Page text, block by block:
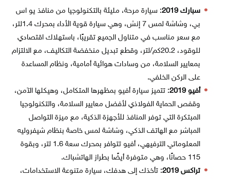
سبارك 2019
: سيارة مرحة، مليئة بالتكنولوجيا من منافذ يو اس
بي، وشاشة لمس 7 إنش، وهي سيارة قوية الأداء بمحرك 1.4لتر،
مع سعر مناسب في متناول الجميع تقريبًا، باستهلاك اقتصادي
للوقود، 20.2كم/لتر، وقطع تبديل منخفضة التكاليف، مع الالتزام
بمعايير السلامة، من وسادات هوائية أمامية، ونظام المساعدة
على الركن الخلفي.
أفيو 2019
: تتميز سيارة أفيو بمظهرها المتكامل، وهيكلها الآمن،
وقفص الحماية الفولاذي لأفضل معايير السلامة، والتكنولوجيا
المبتكرة التي توفر المنافذ للأجهزة الذكية، مع ميزة التواصل
المباشر مع الهاتف الذكي، وشاشة لمس خاصة بنظام شيفروليه
المعلوماتي الترفيهي، أفيو تتوافر بمحرك سعة 1.6 لتر، وبقوة
115 حصانًا، وهي متوفرة أيضًا بطراز الهاتشباك.
تراكس 2019
: تأخذك إلى هدفك، سيارة متنوعة الاستخدامات،